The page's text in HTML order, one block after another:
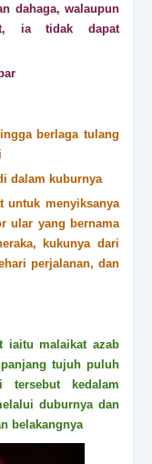
dahaga, walaupun
ia tidak dapat
berlaga tulang
dalam kuburnya
untuk menyiksanya
ular yang bernama
kukunya dari
perjalanan, dan
iaitu malaikat azab
tujuh puluh
tersebut kedalam
duburnya dan
belakangnya